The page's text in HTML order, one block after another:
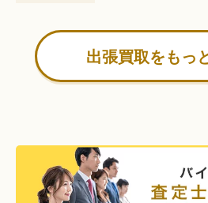
出張買取をもっ